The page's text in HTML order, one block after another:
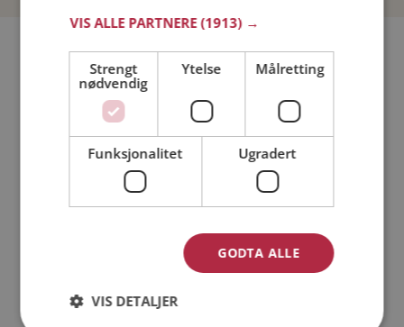
Bli medlem gratis!
Jeg er en: Mann Kvinne
Min alder:
VIS ALLE PARTNERE(1913) →
Strengt
nødvendig
Ytelse Målretting
Funksjonalitet Ugradert
GODTA ALLE
VIS DETALJER